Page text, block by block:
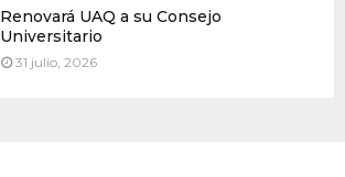
Renovará UAQ a su Consejo
Universitario
31 julio, 2026